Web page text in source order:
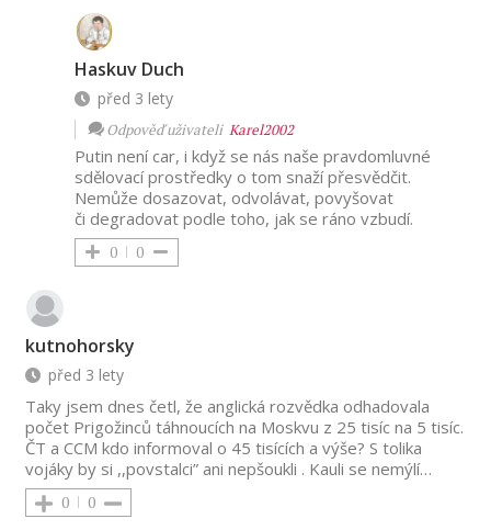
Haskuv Duch
před 3 lety
Odpověď uživateli Karel2002
Putin není car, i když se nás naše pravdomluvné
sdělovací prostředky o tom snaží přesvědčit.
Nemůže dosazovat, odvolávat, povyšovat
či degradovat podle toho, jak se ráno vzbudí.
0 0
kutnohorsky
před 3 lety
Taky jsem dnes četl, že anglická rozvědka odhadovala
počet Prigožinců táhnoucích na Moskvu z 25 tisíc na 5 tisíc.
ČT a CCM kdo informoval o 45 tisících a výše? S tolika
vojáky by si ,,povstalci” ani nepšoukli . Kauli se nemýlí…
0 0